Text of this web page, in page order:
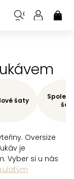
Oversize
je
Vyber si u nás
šaty